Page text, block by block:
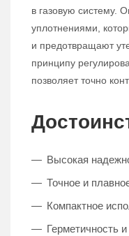
в газовую систему.
уплотнениями,
и предотвращают
принципу
позволяет точно
Высокая
Точное и
Компактное
Герметичность